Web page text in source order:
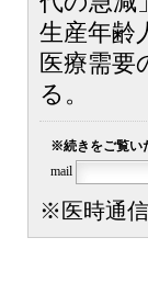
生産年齢
医療需要
る。
※続きをご覧い
mail
※医時通